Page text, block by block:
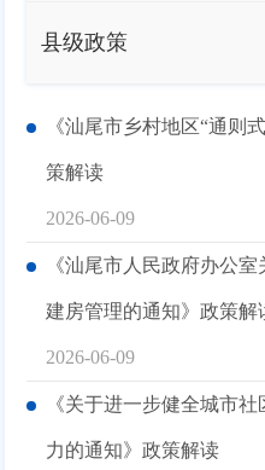
县级政策
《汕尾市乡村地区“通则
策解读
2026-06-09
《汕尾市人民政府办公
建房管理的通知》政策解
2026-06-09
《关于进一步健全城市
力的通知》政策解读